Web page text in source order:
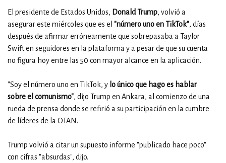
El presidente de Estados Unidos, Donald Trump, volvió a
asegurar este miércoles que es el "número uno en TikTok", días
después de afirmar erróneamente que sobrepasaba a Taylor
Swift en seguidores en la plataforma y a pesar de que su cuenta
no figura hoy entre las 50 con mayor alcance en la aplicación.
"Soy el número uno en TikTok, y lo único que hago es hablar
sobre el comunismo", dijo Trump en Ankara, al comienzo de una
rueda de prensa donde se refirió a su participación en la cumbre
de líderes de la OTAN.
Trump volvió a citar un supuesto informe "publicado hace poco"
con cifras "absurdas", dijo.